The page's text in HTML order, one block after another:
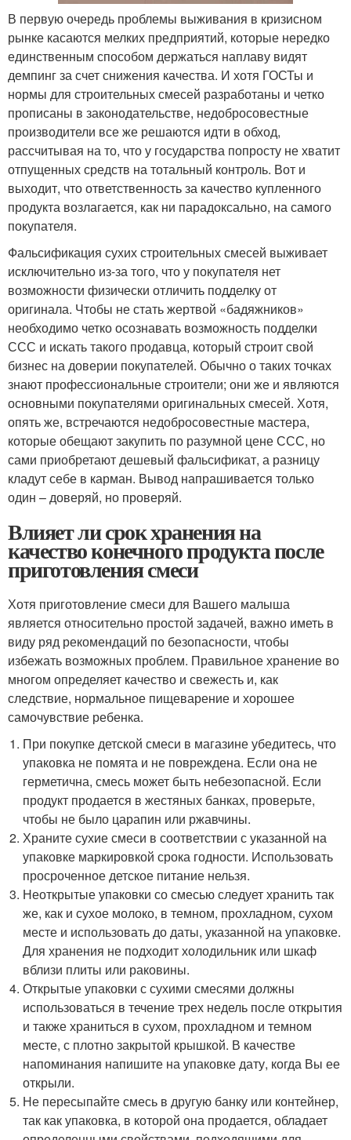
В первую очередь проблемы выживания в кризисном
рынке касаются мелких предприятий, которые нередко
единственным способом держаться наплаву видят
демпинг за счет снижения качества. И хотя ГОСТы и
нормы для строительных смесей разработаны и четко
прописаны в законодательстве, недобросовестные
производители все же решаются идти в обход,
рассчитывая на то, что у государства попросту не хватит
отпущенных средств на тотальный контроль. Вот и
выходит, что ответственность за качество купленного
продукта возлагается, как ни парадоксально, на самого
покупателя.
Фальсификация сухих строительных смесей выживает
исключительно из-за того, что у покупателя нет
возможности физически отличить подделку от
оригинала. Чтобы не стать жертвой «бадяжников»
необходимо четко осознавать возможность подделки
ССС и искать такого продавца, который строит свой
бизнес на доверии покупателей. Обычно о таких точках
знают профессиональные строители; они же и являются
основными покупателями оригинальных смесей. Хотя,
опять же, встречаются недобросовестные мастера,
которые обещают закупить по разумной цене ССС, но
сами приобретают дешевый фальсификат, а разницу
кладут себе в карман. Вывод напрашивается только
один – доверяй, но проверяй.
Влияет ли срок хранения на
качество конечного продукта после
приготовления смеси
Хотя приготовление смеси для Вашего малыша
является относительно простой задачей, важно иметь в
виду ряд рекомендаций по безопасности, чтобы
избежать возможных проблем. Правильное хранение во
многом определяет качество и свежесть и, как
следствие, нормальное пищеварение и хорошее
самочувствие ребенка.
При покупке детской смеси в магазине убедитесь, что
упаковка не помята и не повреждена. Если она не
герметична, смесь может быть небезопасной. Если
продукт продается в жестяных банках, проверьте,
чтобы не было царапин или ржавчины.
Храните сухие смеси в соответствии с указанной на
упаковке маркировкой срока годности. Использовать
просроченное детское питание нельзя.
Неоткрытые упаковки со смесью следует хранить так
же, как и сухое молоко, в темном, прохладном, сухом
месте и использовать до даты, указанной на упаковке.
Для хранения не подходит холодильник или шкаф
вблизи плиты или раковины.
Открытые упаковки с сухими смесями должны
использоваться в течение трех недель после открытия
и также храниться в сухом, прохладном и темном
месте, с плотно закрытой крышкой. В качестве
напоминания напишите на упаковке дату, когда Вы ее
открыли.
Не пересыпайте смесь в другую банку или контейнер,
так как упаковка, в которой она продается, обладает